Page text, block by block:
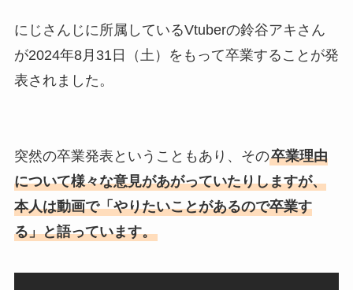
にじさんじに所属しているVtuberの鈴谷アキさん
が2024年8月31日（土）をもって卒業することが発
表されました。
突然の卒業発表ということもあり、その卒業理由
について様々な意見があがっていたりしますが、
本人は動画で「やりたいことがあるので卒業す
る」と語っています。